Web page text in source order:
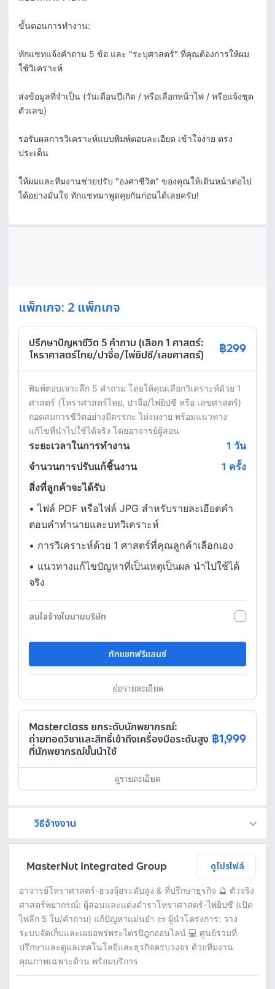
ขั้นตอนการทำงาน:
ทักแชทแจ้งคำถาม 5 ข้อ และ "ระบุศาสตร์" ที่คุณต้องการให้ผม
ใช้วิเคราะห์
ส่งข้อมูลที่จำเป็น (วันเดือนปีเกิด / หรือเลือกหน้าไพ่ / หรือแจ้งชุด
ตัวเลข)
รอรับผลการวิเคราะห์แบบพิมพ์ตอบละเอียด เข้าใจง่าย ตรง
ประเด็น
ให้ผมและทีมงานช่วยปรับ "องศาชีวิต" ของคุณให้เดินหน้าต่อไป
ได้อย่างมั่นใจ ทักแชทมาพูดคุยกันก่อนได้เลยครับ!
แพ็กเกจ: 2 แพ็กเกจ
ปรึกษาปัญหาชีวิต 5 คำถาม (เลือก 1 ศาสตร์:
โหราศาสตร์ไทย/ปาจื่อ/ไพ่ยิปซี/เลขศาสตร์)
฿299
พิมพ์ตอบเจาะลึก 5 คำถาม โดยให้คุณเลือกวิเคราะห์ด้วย 1
ศาสตร์ (โหราศาสตร์ไทย, ปาจื่อ/ไพ่ยิปซี หรือ เลขศาสตร์)
ถอดสมการชีวิตอย่างมีตรรกะ ไม่งมงาย พร้อมแนวทาง
แก้ไขที่นำไปใช้ได้จริง โดยอาจารย์ผู้สอน
ระยะเวลาในการทำงาน 1 วัน
จำนวนการปรับแก้ชิ้นงาน
1 ครั้ง
สิ่งที่ลูกค้าจะได้รับ
•ไฟล์ PDF หรือไฟล์ JPG สำหรับรายละเอียดคำ
ตอบคำทำนายและบทวิเคราะห์
• การวิเคราะห์ด้วย 1 ศาสตร์ที่คุณลูกค้าเลือกเอง
• แนวทางแก้ไขปัญหาที่เป็นเหตุเป็นผล นำไปใช้ได้
จริง
สนใจจ้างในนามบริษัท
ทักแชทฟรีแลนซ์
ย่อรายละเอียด
Masterclass ยกระดับนักพยากรณ์:
ถ่ายทอดวิชาและสิทธิ์เข้าถึงเครื่องมือระดับสูง
ที่นักพยากรณ์ชั้นนำใช้
฿1,999
ดูรายละเอียด
วิธีจ้างงาน
MasterNut Integrated Group ดูโปรไฟล์
อาจารย์โหราศาสตร์-ฮวงจุ้ยระดับสูง & ที่ปรึกษาธุรกิจ 🔮 ตัวจริง
ศาสตร์พยากรณ์: ผู้สอนและแต่งตำราโหราศาสตร์-ไพ่ยิปซี (เปิด
ไพ่ลึก 5 ใบ/คำถาม) แก้ปัญหาแม่นยำ 📜 ผู้นำโครงการ: วาง
ระบบจัดเก็บและเผยอพร่พระไตรปิฎกออนไลน์ 💻 ศูนย์รวมที่
ปรึกษาและดูแลเทคโนโลยีและธุรกิจครบวงจร ด้วยทีมงาน
คุณภาพเฉพาะด้าน พร้อมบริการ